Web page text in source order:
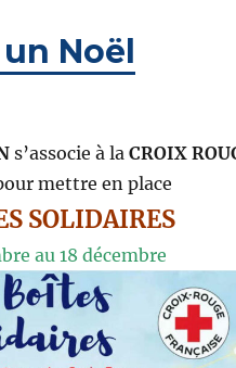
Noël
s’associe à laCROIX
mettre en place
SOLIDAIRES
au 18 décembre